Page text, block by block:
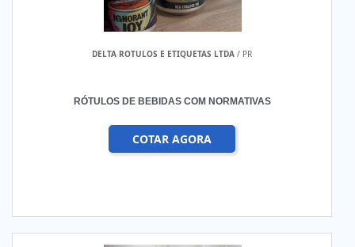
DELTA ROTULOS E ETIQUETAS LTDA / PR
RÓTULOS DE BEBIDAS COM NORMATIVAS
COTAR AGORA